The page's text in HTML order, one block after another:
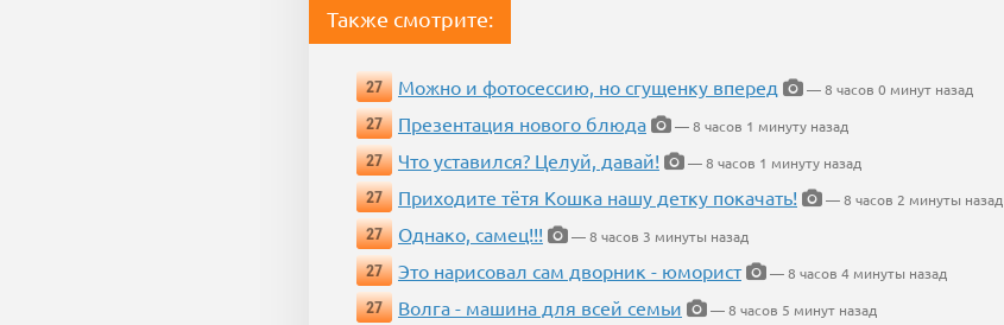
Также смотрите:
27 Можно и фотосессию, но сгущенку вперед
— 8 часов 0 минут назад
27
Презентация нового блюда
— 8 часов 1 минуту назад
27
Что уставился? Целуй, давай!
— 8 часов 1 минуту назад
27
Приходите тётя Кошка нашу детку покачать!
— 8 часов 2 минуты назад
27
Однако, самец!!!
— 8 часов 3 минуты назад
27
Это нарисовал сам дворник - юморист
— 8 часов 4 минуты назад
27
Волга - машина для всей семьи
— 8 часов 5 минут назад